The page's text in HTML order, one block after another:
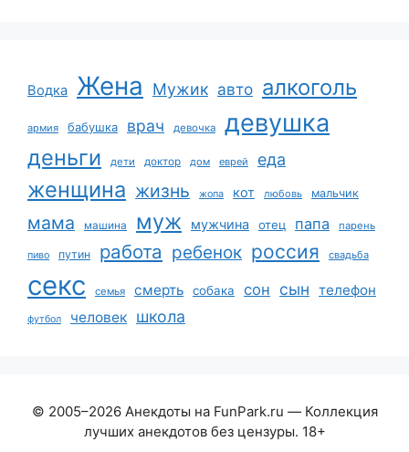
Водка Жена Мужик авто алкоголь
армия бабушка врач девочка девушка
деньги дети доктор дом еврей еда
женщина жизнь жопа кот любовь мальчик
мама машина муж мужчина отец папа парень
пиво путин работа ребенок россия свадьба
секс семья смерть собака сон сын телефон
футбол человек школа
© 2005–2026 Анекдоты на FunPark.ru — Коллекция
лучших анекдотов без цензуры. 18+